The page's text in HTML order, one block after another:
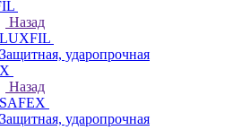
Назад
LUXFIL
Защитная, ударопрочная
Назад
SAFEX
Защитная, ударопрочная